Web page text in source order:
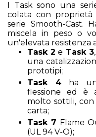
I Task sono una
colata con proprietà
serie Smooth-Cast.
miscela in peso o
un'elevata resistenza
Task 2 e Task 3
una
prototipi;
Task 4 ha
flessione ed è
molto sottili, con
carta;
Task 7 Flame
(UL 94 V-O);